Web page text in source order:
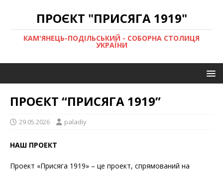
ПРОЄКТ "ПРИСЯГА 1919"
КАМ'ЯНЕЦЬ-ПОДІЛЬСЬКИЙ - СОБОРНА СТОЛИЦЯ
УКРАЇНИ
ПРОЄКТ “ПРИСЯГА 1919”
29.05.2026 paladiy
НАШ ПРОЕКТ
Проект «Присяга 1919» – це проект, спрямований на